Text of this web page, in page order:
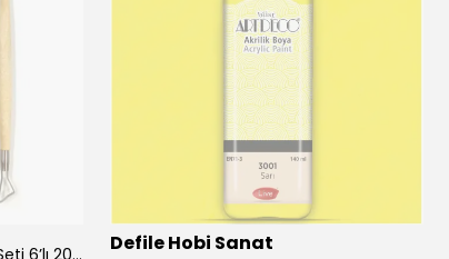
Ahşap Sap Seramik Dip Alma Seti 6’lı 20 cm Defile Hobi Sanat